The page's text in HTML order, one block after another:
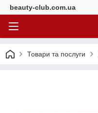
beauty-club.com.ua
Товари та послуги